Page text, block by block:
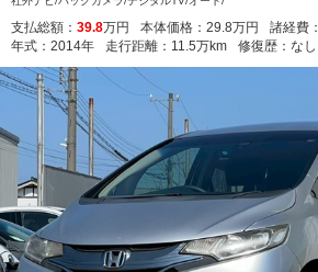
支払総額： 39.8万円 本体価格： 29.8万円 諸経費：
年式： 2014年 走行距離： 11.5万km 修復歴： なし